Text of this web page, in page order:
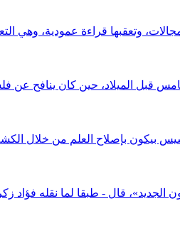
قبل الميلاد، حين كان ينافح
قال - طبقا لما نقله فؤاد